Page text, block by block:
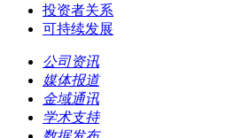
投资者关系
可持续发展
公司资讯
媒体报道
金域通讯
学术支持